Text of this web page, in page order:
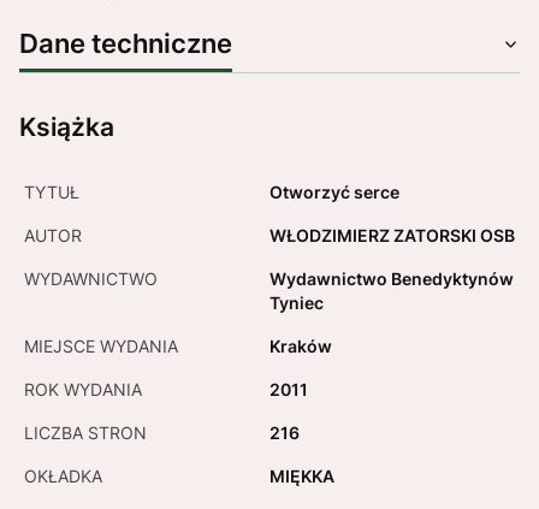
Dane techniczne
Książka
TYTUŁ Otworzyć serce
AUTOR WŁODZIMIERZ ZATORSKI OSB
WYDAWNICTWO
Wydawnictwo Benedyktynów
Tyniec
MIEJSCE WYDANIA Kraków
ROK WYDANIA 2011
LICZBA STRON 216
OKŁADKA MIĘKKA